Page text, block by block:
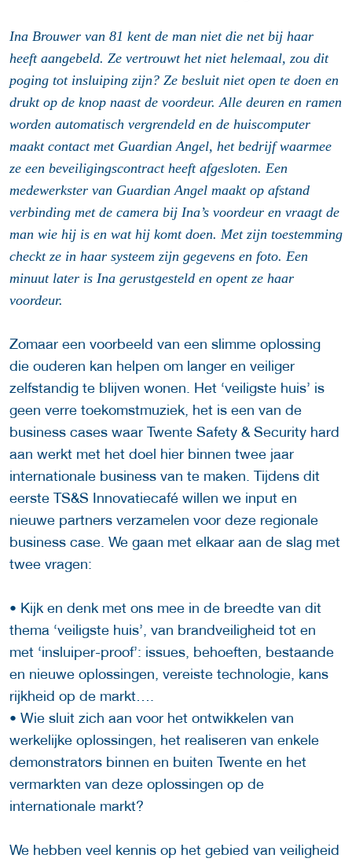
Ina Brouwer van 81 kent de man niet die net bij haar
heeft aangebeld. Ze vertrouwt het niet helemaal, zou dit
poging tot insluiping zijn? Ze besluit niet open te doen en
drukt op de knop naast de voordeur. Alle deuren en ramen
worden automatisch vergrendeld en de huiscomputer
maakt contact met Guardian Angel, het bedrijf waarmee
ze een beveiligingscontract heeft afgesloten. Een
medewerkster van Guardian Angel maakt op afstand
verbinding met de camera bij Ina’s voordeur en vraagt de
man wie hij is en wat hij komt doen. Met zijn toestemming
checkt ze in haar systeem zijn gegevens en foto. Een
minuut later is Ina gerustgesteld en opent ze haar
voordeur.
Zomaar een voorbeeld van een slimme oplossing
die ouderen kan helpen om langer en veiliger
zelfstandig te blijven wonen. Het ‘veiligste huis’ is
geen verre toekomstmuziek, het is een van de
business cases waar Twente Safety & Security hard
aan werkt met het doel hier binnen twee jaar
internationale business van te maken. Tijdens dit
eerste TS&S Innovatiecafé willen we input en
nieuwe partners verzamelen voor deze regionale
business case. We gaan met elkaar aan de slag met
twee vragen:
• Kijk en denk met ons mee in de breedte van dit
thema ‘veiligste huis’, van brandveiligheid tot en
met ‘insluiper-proof’: issues, behoeften, bestaande
en nieuwe oplossingen, vereiste technologie, kans
rijkheid op de markt….
• Wie sluit zich aan voor het ontwikkelen van
werkelijke oplossingen, het realiseren van enkele
demonstrators binnen en buiten Twente en het
vermarkten van deze oplossingen op de
internationale markt?
We hebben veel kennis op het gebied van veiligheid